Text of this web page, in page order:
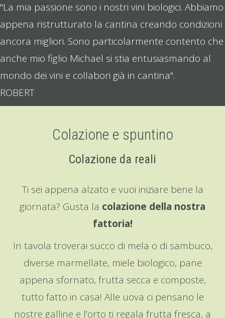
"La mia passione sono i nostri vini biologici. Abbiamo
appena ristrutturato la cantina creando condizioni
ancora migliori. Sono particolarmente contento che
anche mio figlio Michael si stia entusiasmando al
mondo dei vini e collabori già in cantina".
ROBERT
Colazione e spuntino
Colazione da reali
Ti sei appena alzato e vuoi iniziare bene la
giornata? Gusta la colazione della nostra
fattoria!
In tavola troverai succo di mela o di sambuco,
diverse marmellate, miele biologico, pane
appena sfornato, frutta secca e composte,
tutto fatto in casa! Alle uova ci pensano le
nostre galline e l’orto ti regala frutta fresca, a